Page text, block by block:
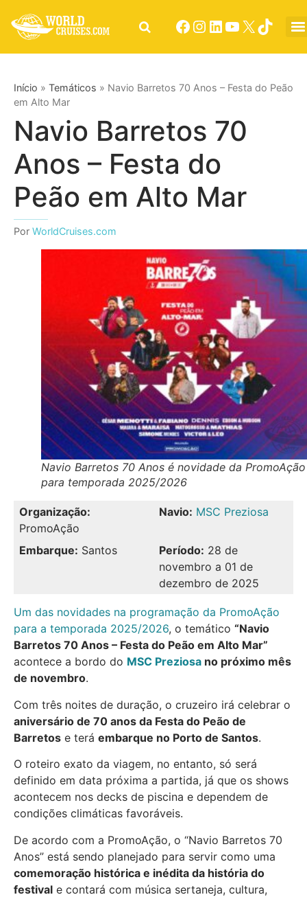
Início » Temáticos » Navio Barretos 70 Anos – Festa do Peão
em Alto Mar
Navio Barretos 70
Anos – Festa do
Peão em Alto Mar
Por WorldCruises.com
Navio Barretos 70 Anos é novidade da PromoAção
para temporada 2025/2026
Organização:
PromoAção
Navio: MSC Preziosa
Embarque: Santos Período: 28 de
novembro a 01 de
dezembro de 2025
Um das novidades na programação da PromoAção
para a temporada 2025/2026, o temático “Navio
Barretos 70 Anos – Festa do Peão em Alto Mar”
acontece a bordo do MSC Preziosa no próximo mês
de novembro.
Com três noites de duração, o cruzeiro irá celebrar o
aniversário de 70 anos da Festa do Peão de
Barretos e terá embarque no Porto de Santos.
O roteiro exato da viagem, no entanto, só será
definido em data próxima a partida, já que os shows
acontecem nos decks de piscina e dependem de
condições climáticas favoráveis.
De acordo com a PromoAção, o “Navio Barretos 70
Anos” está sendo planejado para servir como uma
comemoração histórica e inédita da história do
festival e contará com música sertaneja, cultura,